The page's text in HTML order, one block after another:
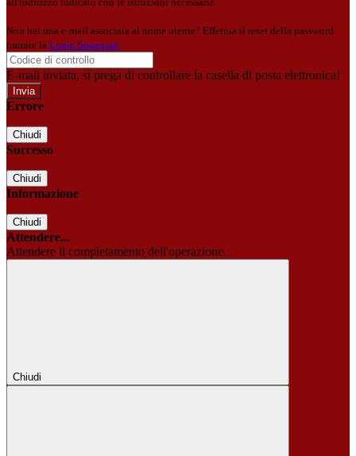
Non hai una e-mail associata al nome utente? Effettua il reset della password
tramite la Login Spaggiari
E-mail inviata, si prega di controllare la casella di posta elettronica!
Errore
Chiudi
Successo
Chiudi
Informazione
Chiudi
Attendere...
Attendere il completamento dell'operazione...
Chiudi